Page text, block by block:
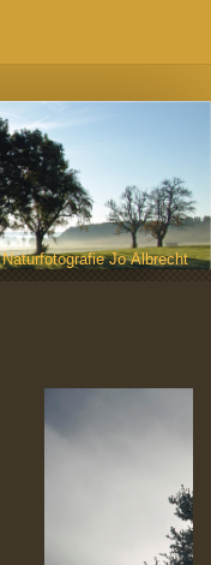
Naturfotografie Jo Albrecht